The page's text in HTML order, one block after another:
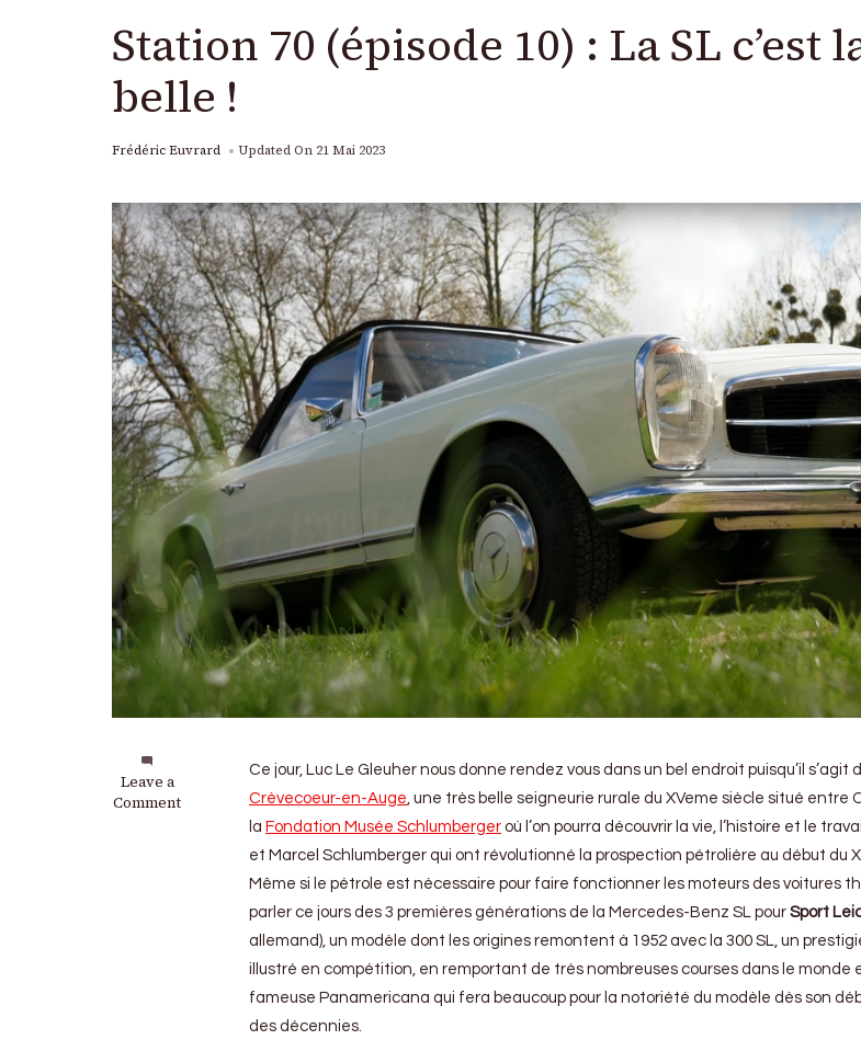
Station 70 (épisode 10) : La SL c’est
belle !
Frédéric Euvrard Updated On 21 Mai 2023
Leave a
Comment
on
Station
Ce jour, Luc Le Gleuher nous donne rendez vous dans un bel endroit puisqu’il s’agit
Crèvecoeur-en-Auge, une très belle seigneurie rurale du XVeme siècle situé entre
la Fondation Musée Schlumberger où l’on pourra découvrir la vie, l’histoire et le
et Marcel Schlumberger qui ont révolutionné la prospection pétrolière au début du
Même si le pétrole est nécessaire pour faire fonctionner les moteurs des voitures
parler ce jours des 3 premières générations de la Mercedes-Benz SL pour Sport
allemand), un modèle dont les origines remontent à 1952 avec la 300 SL, un
illustré en compétition, en remportant de très nombreuses courses dans le monde
fameuse Panamericana qui fera beaucoup pour la notoriété du modèle dès son
des décennies.